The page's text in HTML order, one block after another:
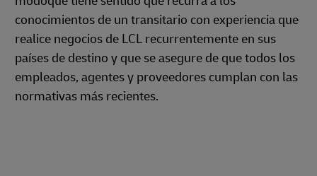
conocimientos de un transitario con experiencia que
realice negocios de LCL recurrentemente en sus
países de destino y que se asegure de que todos los
empleados, agentes y proveedores cumplan con las
normativas más recientes.